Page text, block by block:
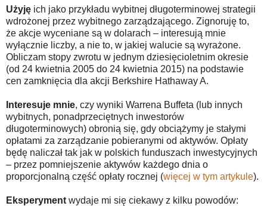
Użyję ich jako przykładu wybitnej długoterminowej strategii
wdrożonej przez wybitnego zarządzającego. Zignoruję to,
że akcje wyceniane są w dolarach – interesują mnie
wyłącznie liczby, a nie to, w jakiej walucie są wyrażone.
Obliczam stopy zwrotu w jednym dziesięcioletnim okresie
(od 24 kwietnia 2005 do 24 kwietnia 2015) na podstawie
cen zamknięcia dla akcji Berkshire Hathaway A.
Interesuje mnie, czy wyniki Warrena Buffeta (lub innych
wybitnych, ponadprzeciętnych inwestorów
długoterminowych) obronią się, gdy obciążymy je stałymi
opłatami za zarządzanie pobieranymi od aktywów. Opłaty
będę naliczał tak jak w polskich funduszach inwestycyjnych
– przez pomniejszenie aktywów każdego dnia o
proporcjonalną część opłaty rocznej (więcej w tym artykule).
Eksperyment wydaje mi się ciekawy z kilku powodów: